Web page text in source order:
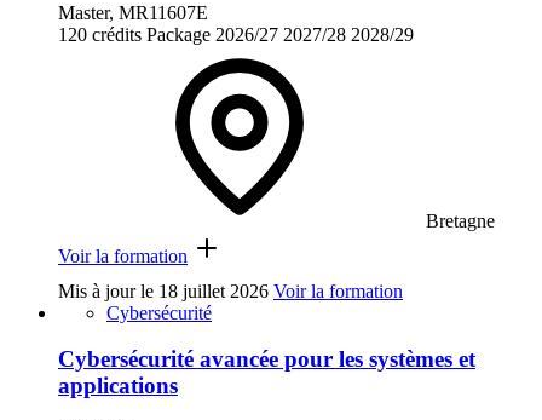
Master, MR11607E
120 crédits Package 2026/27 2027/28 2028/29
Bretagne
Voir la formation
Mis à jour le 18 juillet 2026 Voir la formation
Cybersécurité
Cybersécurité avancée pour les systèmes et
applications